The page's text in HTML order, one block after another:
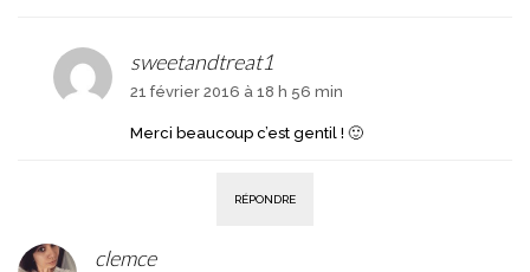
sweetandtreat1
21 février 2016 à 18 h 56 min
Merci beaucoup c’est gentil ! 🙂
RÉPONDRE
clemce